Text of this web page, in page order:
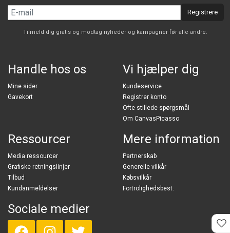
Registrere
Tilmeld dig gratis og modtag nyheder og kampagner før alle andre.
Handle hos os
Mine sider
Gavekort
Vi hjælper dig
Kundeservice
Registrer konto
Ofte stillede spørgsmål
Om CanvasPicasso
Ressourcer
Media ressourcer
Grafiske retningslinjer
Tilbud
Kundanmeldelser
Mere information
Partnerskab
Generelle vilkår
Købsvilkår
Fortrolighedsbest.
Sociale medier